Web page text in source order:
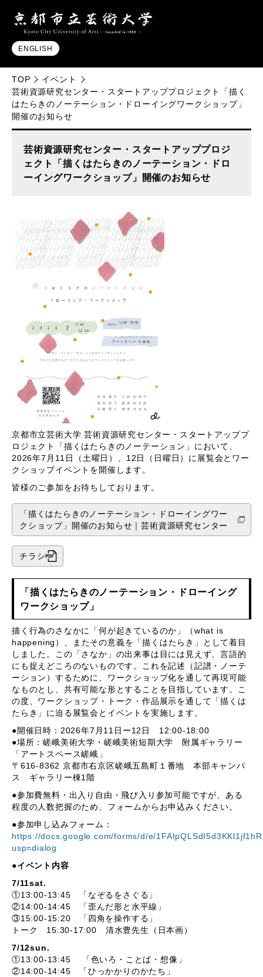
ENGLISH
TOP
イベント
芸術資源研究センター・スタートアッププロジェクト「描く
はたらきのノーテーション・ドローイングワークショップ」
開催のお知らせ
芸術資源研究センター・スタートアッププロジ
ェクト「描くはたらきのノーテーション・ドロ
ーイングワークショップ」開催のお知らせ
京都市立芸術大学 芸術資源研究センター・スタートアッププ
ロジェクト「描くはたらきのノーテーション」において、
2026年7月11日（土曜日）、12日（日曜日）に展覧会とワー
クショップイベントを開催します。
皆様のご参加をお待ちしております。
「描くはたらきのノーテーション・ドローイングワー
クショップ」開催のお知らせ｜芸術資源研究センター
チラシ
「描くはたらきのノーテーション・ドローイング
ワークショップ」
描く行為のさなかに「何が起きているのか」（what is
happening）、またその意義を「描くはたらき」として着目
しました。この「さなか」の出来事は目には見えず、言語的
にも捉えどころのないものです。これを記述（記譜・ノーテ
ーション）するために、ワークショップ化を通して再現可能
なものとし、共有可能な形とすることを目指しています。こ
の度、ワークショップ・トーク・作品展示を通して「描くは
たらき」に迫る展覧会とイベントを実施します。
●開催日時：2026年7月11日ー12日 12:00-18:00
●場所：嵯峨美術大学・嵯峨美術短期大学 附属ギャラリー
「アートスペース嵯峨」
〒616-8362 京都市右京区嵯峨五島町１番地 本部キャンパ
ス ギャラリー棟1階
●参加費無料・出入り自由・飛び入り参加可能ですが、ある
程度の人数把握のため、フォームからお申込みください。
●参加申し込みフォーム：
https://docs.google.com/forms/d/e/
usp=dialog
●イベント内容
7/11sat.
①13:00-13:45 「なぞるをさぐる」
②14:00-14:45 「歪んだ形と水平線」
③15:00-15:20 「四角を操作する」
トーク 15:30-17:00 清水豊先生（日本画）
7/12sun.
①13:00-13:45 「色いろ・ことば・想像」
②14:00-14:45 「ひっかかりのかたち」